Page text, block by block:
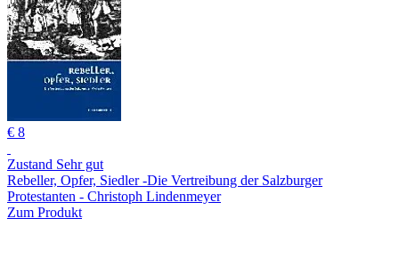
€ 8
Zustand Sehr gut
Rebeller, Opfer, Siedler -Die Vertreibung der Salzburger
Protestanten - Christoph Lindenmeyer
Zum Produkt